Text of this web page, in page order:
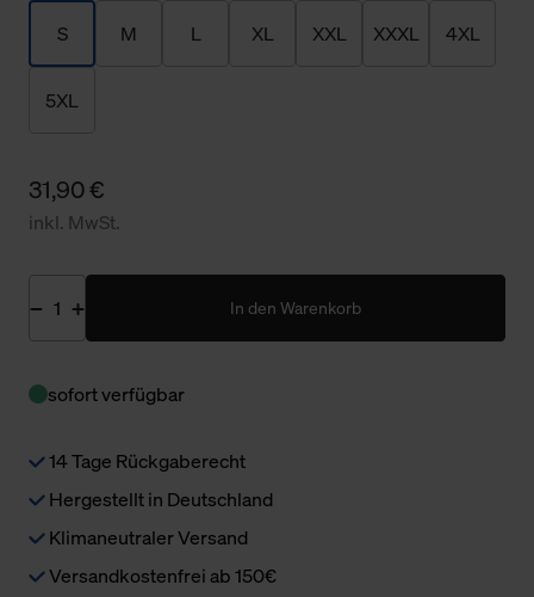
S M L XL XXL XXXL 4XL
5XL
31,90 €
inkl. MwSt.
In den Warenkorb
sofort verfügbar
14 Tage Rückgaberecht
Hergestellt in Deutschland
Klimaneutraler Versand
Versandkostenfrei ab 150€